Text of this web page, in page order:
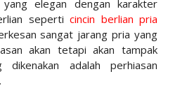
elegan dengan karakter
seperticincin berlian pria
sangat jarang pria yang
akan tetapi akan tampak
adalah perhiasan